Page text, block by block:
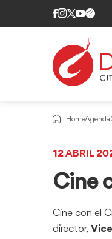
HomeAgenda
12 ABRIL
Cine
Cine con el
director,